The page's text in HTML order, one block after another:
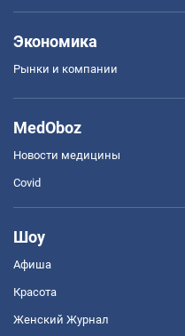
Экономика
Рынки и компании
MedOboz
Новости медицины
Covid
Шоу
Афиша
Красота
Женский Журнал